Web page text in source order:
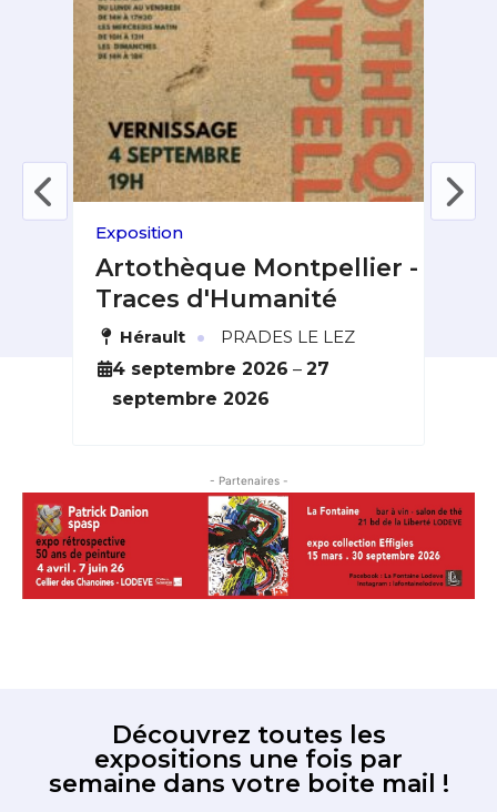
Exposition
Artothèque Montpellier -
Traces d'Humanité
Hérault ·
PRADES LE LEZ
4 septembre 2026 –27
septembre 2026
- Partenaires -
Découvrez toutes les
expositions une fois par
semaine dans votre boite mail !